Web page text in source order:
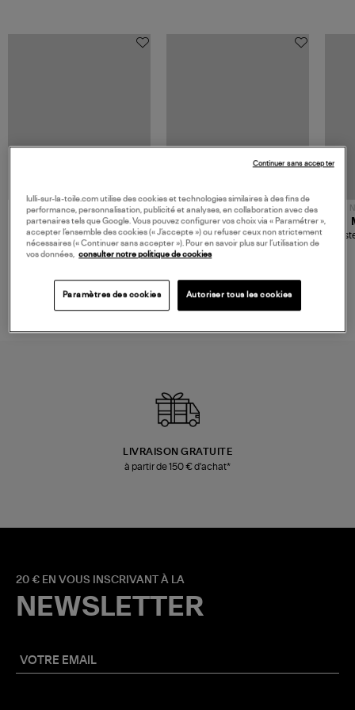
480,00 €
JEROME DREYFUSS
Sac Bobi S Cuir Lamé
Champagne
NOUVELLE COLLECTION
189,00 €
TORAL
Mocassins Killian Sport
Mousse
LIVRAISON GRATUITE
à partir de 150 € d'achat*
20 € EN VOUS INSCRIVANT À LA
NEWSLETTER
lulli-sur-la-toile.com utilise des cookies et technologies similaires à des fins de
performance, personnalisation, publicité et analyses, en collaboration avec des
partenaires tels que Google. Vous pouvez configurer vos choix via « Paramétrer »,
accepter l’ensemble des cookies (« J’accepte ») ou refuser ceux non strictement
nécessaires (« Continuer sans accepter »). Pour en savoir plus sur l’utilisation de
vos données,
consulter notre politique de cookies
Paramètres des cookies Autoriser tous les cookies
Continuer sans accepter